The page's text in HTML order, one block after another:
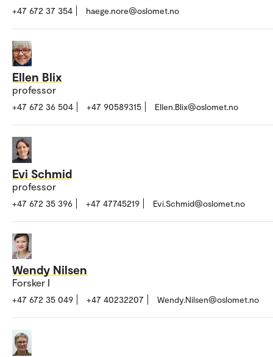
+47 672 37 354 haege.nore@oslomet.no
Ellen Blix
professor
+47 672 36 504 +47 90589315 Ellen.Blix@oslomet.no
Evi Schmid
professor
+47 672 35 396 +47 47745219 Evi.Schmid@oslomet.no
Wendy Nilsen
Forsker I
+47 672 35 049 +47 40232207 Wendy.Nilsen@oslomet.no